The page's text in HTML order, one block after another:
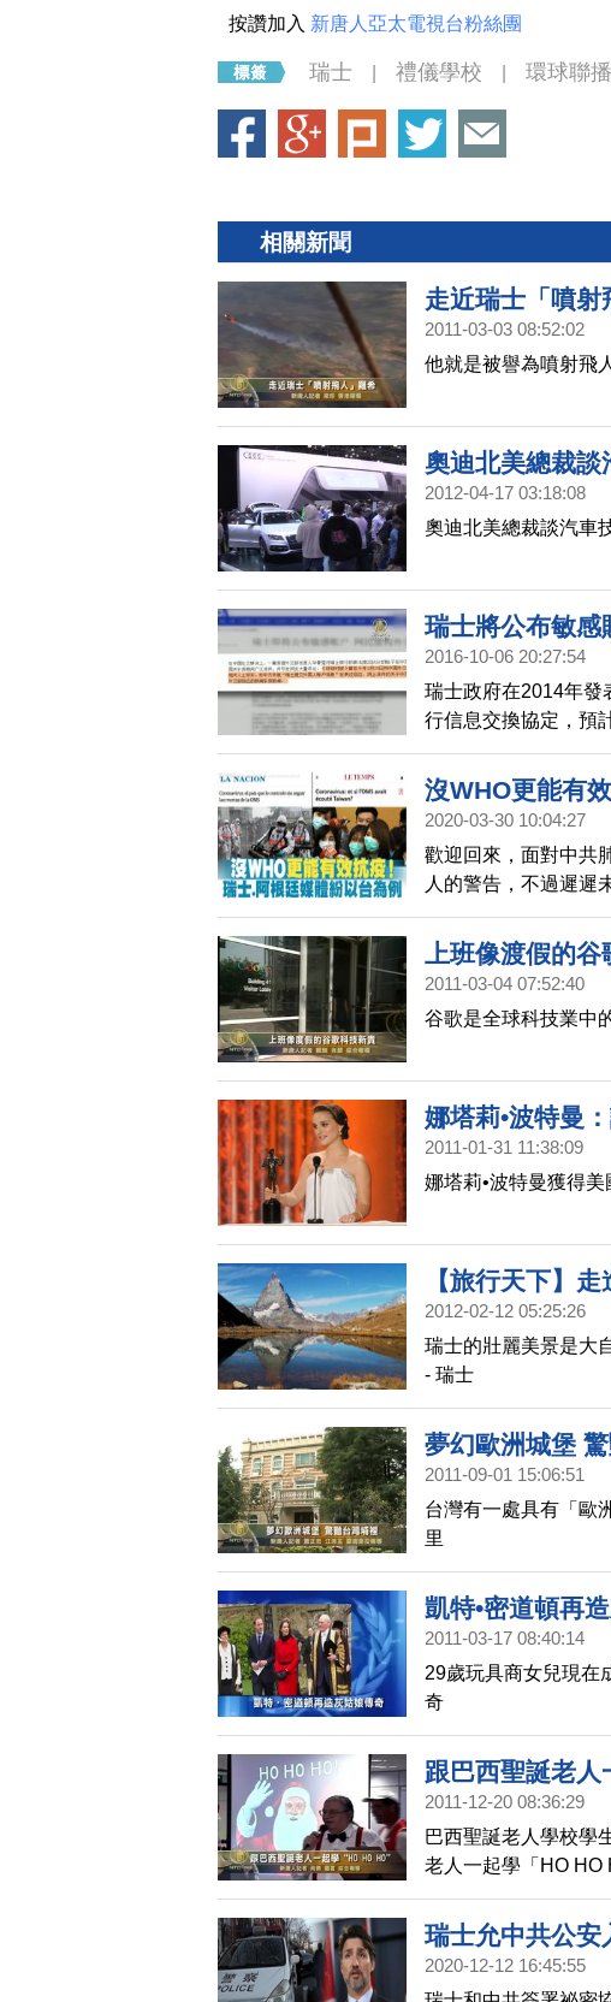
按讚加入 新唐人亞太電視台粉絲團
瑞士 禮儀學校 環球聯播
相關新聞
走近瑞士「噴射
2011-03-03 08:52:02
他就是被譽為噴射飛
奧迪北美總裁談
2012-04-17 03:18:08
奧迪北美總裁談汽車
瑞士將公布敏感
2016-10-06 20:27:54
瑞士政府在2014年發
行信息交換協定，預
流傳一篇假藉中共外
量網友評論轉發。
沒WHO更能有
2020-03-30 10:04:27
歡迎回來，面對中共
人的警告，不過遲遲
出，台灣是沒有接受
流大報《時報》，也
暗示，沒有WHO也
上班像渡假的谷
2011-03-04 07:52:40
谷歌是全球科技業中
娜塔莉•波特曼
2011-01-31 11:38:09
娜塔莉•波特曼獲得
【旅行天下】
2012-02-12 05:25:26
瑞士的壯麗美景是大
- 瑞士
夢幻歐洲城堡
2011-09-01 15:06:51
台灣有一處具有「歐
里
凱特•密道頓再
2011-03-17 08:40:14
29歲玩具商女兒現在
奇
跟巴西聖誕老人
2011-12-20 08:36:29
巴西聖誕老人學校學
老人一起學「HO HO
瑞士允中共公安
軍
2020-12-12 16:45:55